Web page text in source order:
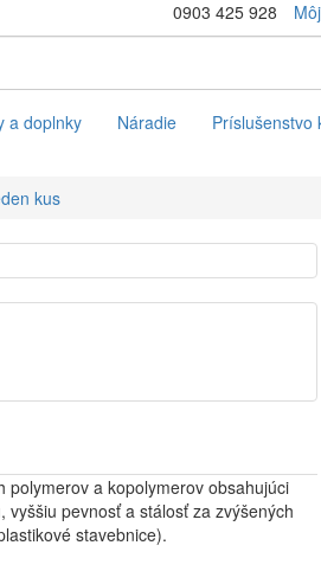
0903 425 928
a doplnky Náradie Príslušenstvo
kus
polymerov a kopolymerov obsahujúci
pevnosť a stálosť za zvýšených
stavebnice).